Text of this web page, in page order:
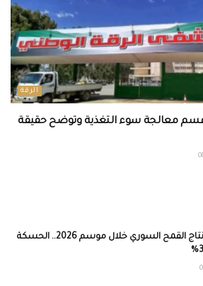
الرقة
قسم معالجة سوء التغذية وتوضح حقيقة
قفزة في إنتاج القمح السوري خلال موسم 2026.. الحسكة